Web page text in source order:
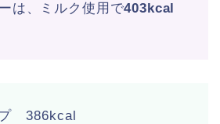
は、ミルク使用で403kcal
386kcal